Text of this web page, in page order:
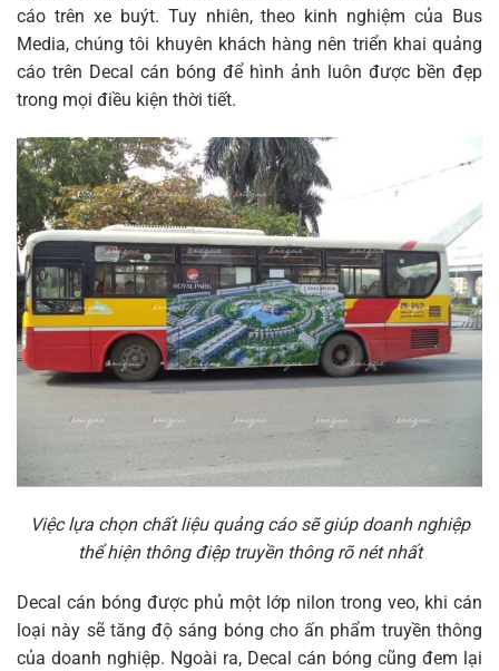
cáo trên xe buýt. Tuy nhiên, theo kinh nghiệm của Bus
Media, chúng tôi khuyên khách hàng nên triển khai quảng
cáo trên Decal cán bóng để hình ảnh luôn được bền đẹp
trong mọi điều kiện thời tiết.
Việc lựa chọn chất liệu quảng cáo sẽ giúp doanh nghiệp
thể hiện thông điệp truyền thông rõ nét nhất
Decal cán bóng được phủ một lớp nilon trong veo, khi cán
loại này sẽ tăng độ sáng bóng cho ấn phẩm truyền thông
của doanh nghiệp. Ngoài ra, Decal cán bóng cũng đem lại